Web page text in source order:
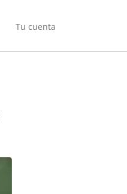
Tu cuenta